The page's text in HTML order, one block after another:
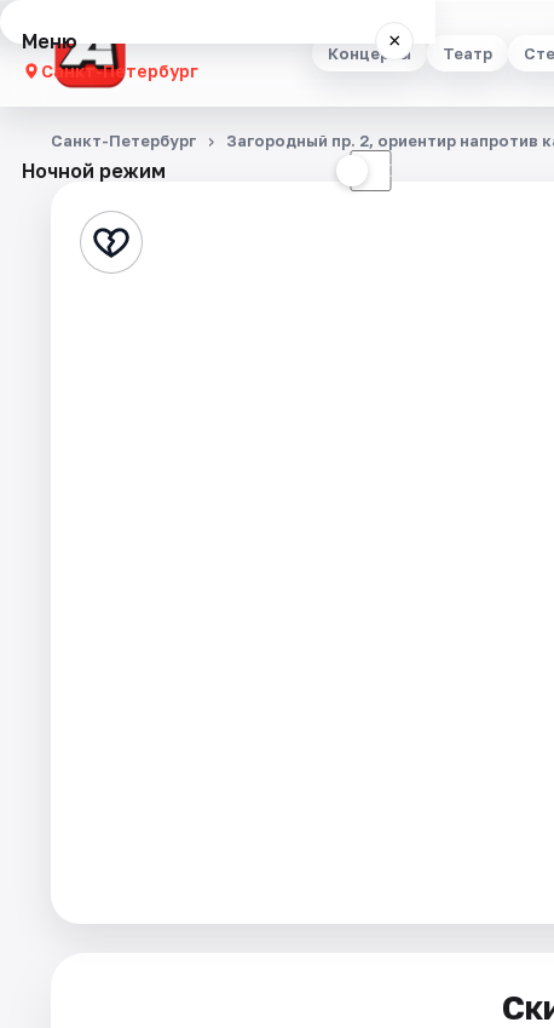
Концерты Театр
Меню ×
Санкт-Петербург
Концерты
Стендап
Ночной режим ☾
Санкт-Петербург Загородный пр. 2, ориентир